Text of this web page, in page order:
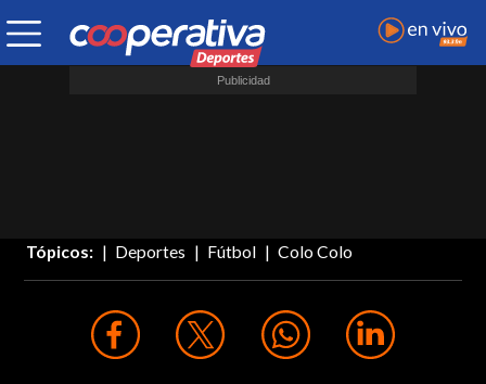
Tópicos: Deportes Fútbol Colo Colo